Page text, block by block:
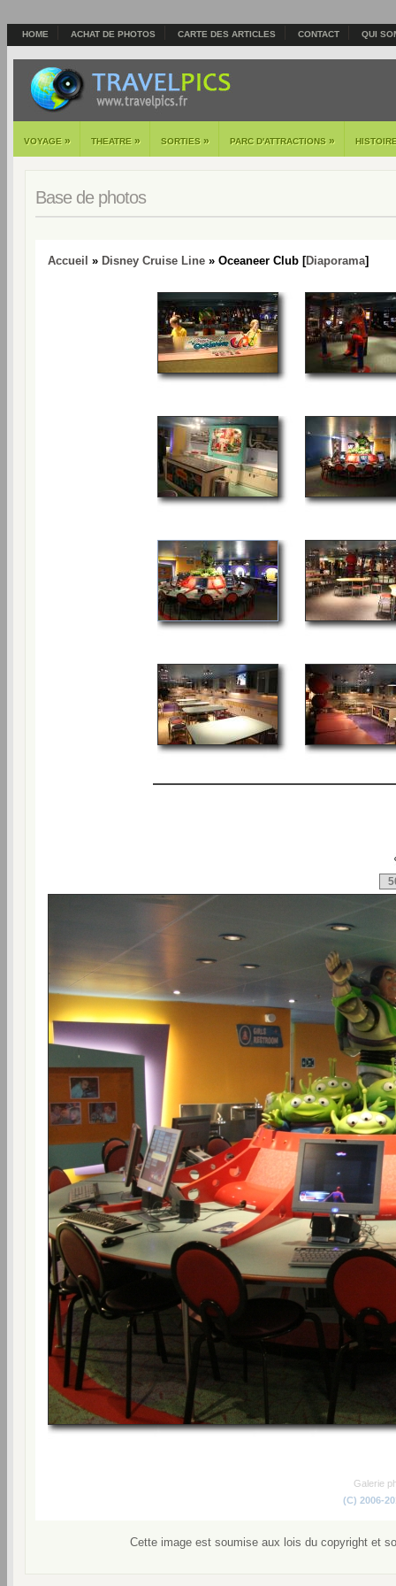
HOME ACHAT DE PHOTOS CARTE DES ARTICLES CONTACT QUI
VOYAGE » THEATRE » SORTIES » PARC D'ATTRACTIONS »
Base de photos
Accueil » Disney Cruise Line » Oceaneer Club [Diaporama]
Galerie
(C) 2006-
Cette image est soumise aux lois du copyright et